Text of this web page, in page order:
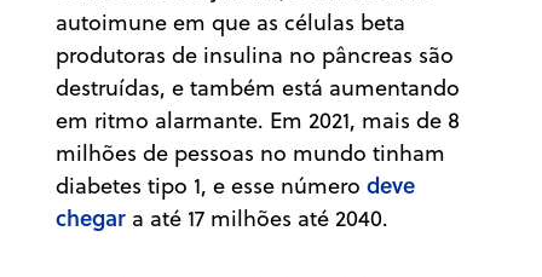
autoimune em que as células beta
produtoras de insulina no pâncreas são
destruídas, e também está aumentando
em ritmo alarmante. Em 2021, mais de 8
milhões de pessoas no mundo tinham
diabetes tipo 1, e esse número deve
chegar a até 17 milhões até 2040.